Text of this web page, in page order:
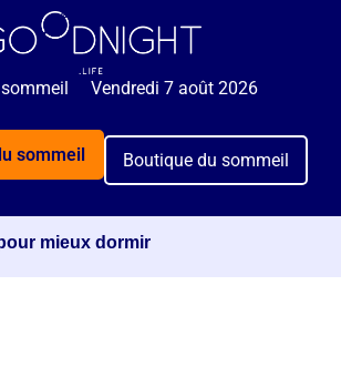
Vendredi 7 août 2026
sommeil Boutique du sommeil
mieux dormir
personnes qui reçoivent
nos astuces sommeil 2x par semaine.